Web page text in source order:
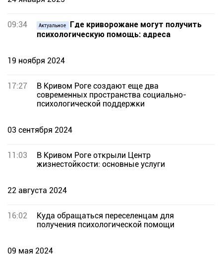
09:34 Актуальное
Где криворожане могут получить
психологическую помощь: адреса
19 ноября 2024
17:27
В Кривом Роге создают еще два
современных пространства социально-
психологической поддержки
03 сентября 2024
11:03
В Кривом Роге открыли Центр
жизнестойкости: основные услуги
22 августа 2024
16:02
Куда обращаться переселенцам для
получения психологической помощи
09 мая 2024